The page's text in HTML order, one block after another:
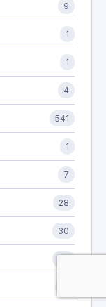
9
1
1
4
541
1
7
28
30